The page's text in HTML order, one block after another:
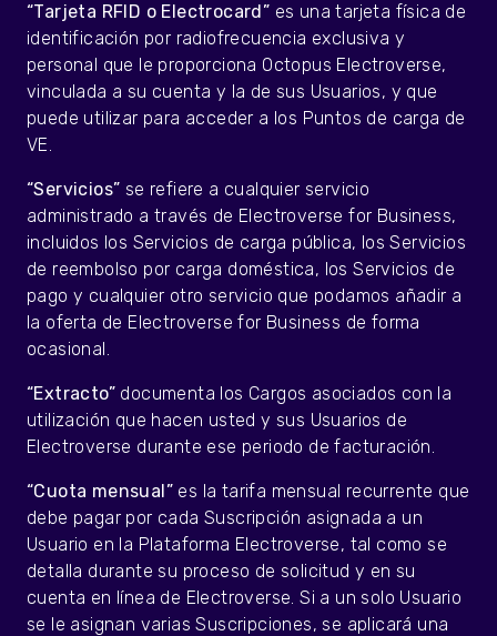
“Tarjeta RFID o Electrocard” es una tarjeta física de
identificación por radiofrecuencia exclusiva y
personal que le proporciona Octopus Electroverse,
vinculada a su cuenta y la de sus Usuarios, y que
puede utilizar para acceder a los Puntos de carga de
VE.
“Servicios” se refiere a cualquier servicio
administrado a través de Electroverse for Business,
incluidos los Servicios de carga pública, los Servicios
de reembolso por carga doméstica, los Servicios de
pago y cualquier otro servicio que podamos añadir a
la oferta de Electroverse for Business de forma
ocasional.
“Extracto” documenta los Cargos asociados con la
utilización que hacen usted y sus Usuarios de
Electroverse durante ese periodo de facturación.
“Cuota mensual” es la tarifa mensual recurrente que
debe pagar por cada Suscripción asignada a un
Usuario en la Plataforma Electroverse, tal como se
detalla durante su proceso de solicitud y en su
cuenta en línea de Electroverse. Si a un solo Usuario
se le asignan varias Suscripciones, se aplicará una